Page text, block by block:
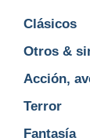
Clásicos
Otros &
Acción,
Terror
Fantasía